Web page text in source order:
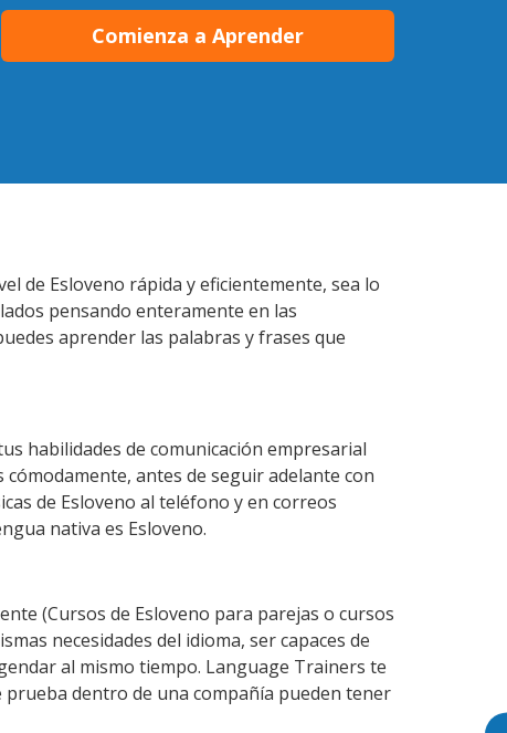
Comienza a Aprender
de Esloveno rápida y eficientemente, sea lo
pensando enteramente en las
aprender las palabras y frases que
habilidades de comunicación empresarial
antes de seguir adelante con
de Esloveno al teléfono y en correos
nativa es Esloveno.
(Cursos de Esloveno para parejas o cursos
necesidades del idioma, ser capaces de
al mismo tiempo. Language Trainers te
prueba dentro de una compañía pueden tener